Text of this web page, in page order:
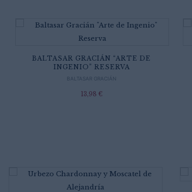
BALTASAR GRACIÁN “ARTE DE
INGENIO” RESERVA
BALTASAR GRACIÁN
13,98 €